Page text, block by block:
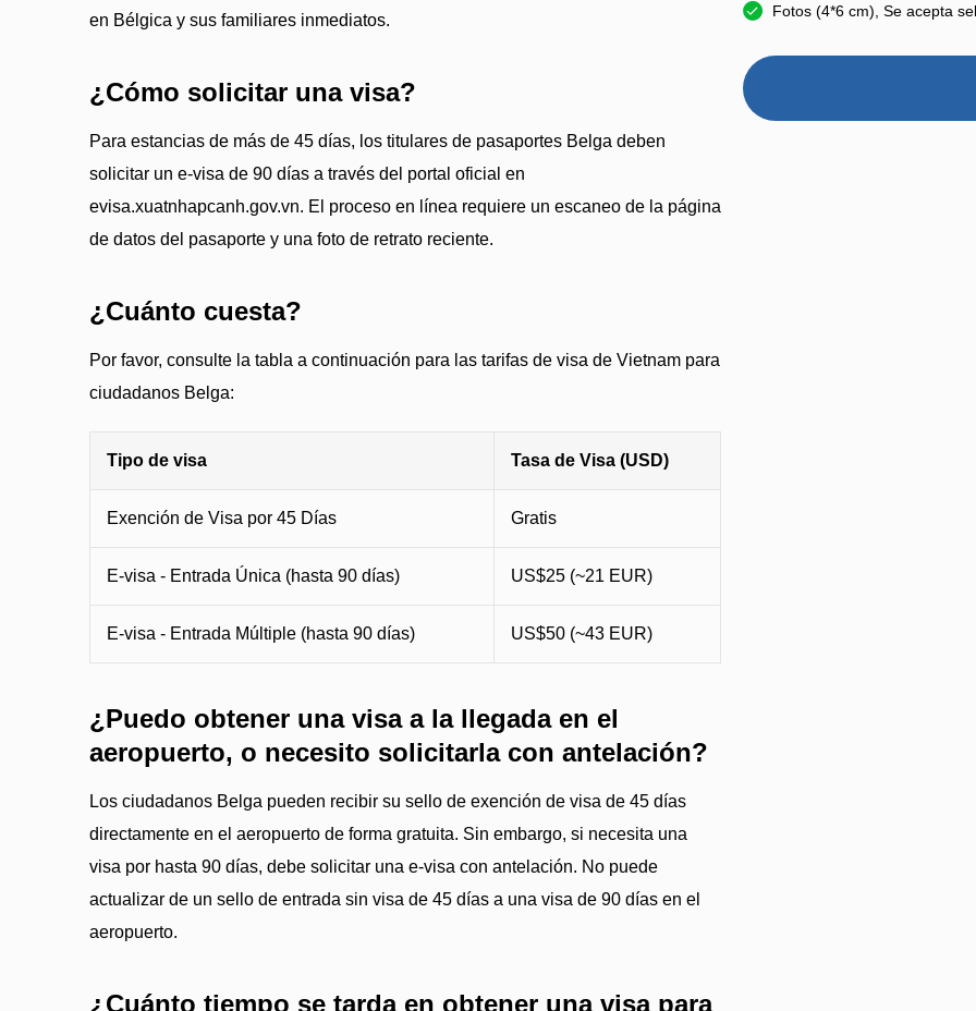
en Bélgica y sus familiares inmediatos.
¿Cómo solicitar una visa?
Para estancias de más de 45 días, los titulares de pasaportes Belga deben
solicitar un e-visa de 90 días a través del portal oficial en
evisa.xuatnhapcanh.gov.vn. El proceso en línea requiere un escaneo de la página
de datos del pasaporte y una foto de retrato reciente.
¿Cuánto cuesta?
Por favor, consulte la tabla a continuación para las tarifas de visa de Vietnam para
ciudadanos Belga:
Tipo de visa Tasa de Visa (USD)
Exención de Visa por 45 Días Gratis
E-visa - Entrada Única (hasta 90 días) US$25 (~21 EUR)
E-visa - Entrada Múltiple (hasta 90 días) US$50 (~43 EUR)
¿Puedo obtener una visa a la llegada en el
aeropuerto, o necesito solicitarla con antelación?
Los ciudadanos Belga pueden recibir su sello de exención de visa de 45 días
directamente en el aeropuerto de forma gratuita. Sin embargo, si necesita una
visa por hasta 90 días, debe solicitar una e-visa con antelación. No puede
actualizar de un sello de entrada sin visa de 45 días a una visa de 90 días en el
aeropuerto.
¿Cuánto tiempo se tarda en obtener una visa para
Fotos (4*6 cm), Se acepta